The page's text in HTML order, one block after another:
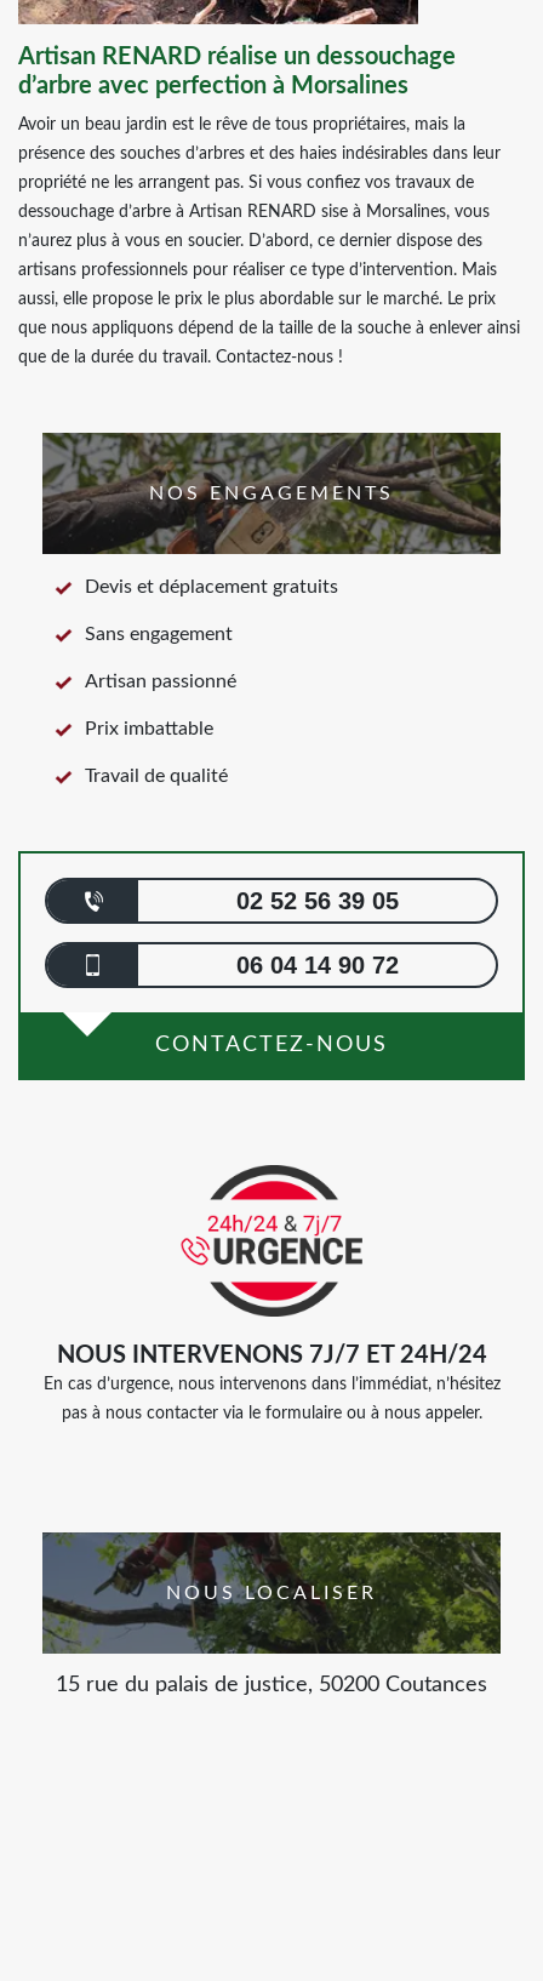
Artisan RENARD réalise un dessouchage
d’arbre avec perfection à Morsalines
Avoir un beau jardin est le rêve de tous propriétaires, mais la
présence des souches d’arbres et des haies indésirables dans leur
propriété ne les arrangent pas. Si vous confiez vos travaux de
dessouchage d’arbre à Artisan RENARD sise à Morsalines, vous
n’aurez plus à vous en soucier. D’abord, ce dernier dispose des
artisans professionnels pour réaliser ce type d’intervention. Mais
aussi, elle propose le prix le plus abordable sur le marché. Le prix
que nous appliquons dépend de la taille de la souche à enlever ainsi
que de la durée du travail. Contactez-nous !
NOS ENGAGEMENTS
Devis et déplacement gratuits
Sans engagement
Artisan passionné
Prix imbattable
Travail de qualité
02 52 56 39 05
06 04 14 90 72
CONTACTEZ-NOUS
NOUS INTERVENONS 7J/7 ET 24H/24
En cas d’urgence, nous intervenons dans l’immédiat, n’hésitez
pas à nous contacter via le formulaire ou à nous appeler.
NOUS LOCALISER
15 rue du palais de justice, 50200 Coutances